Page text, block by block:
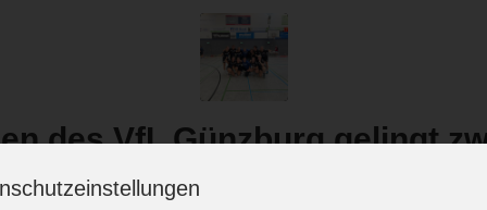
des VfL Günzburg gelingt
Auswärtserfolg